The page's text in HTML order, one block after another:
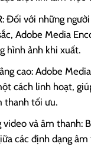
Đối với những
Adobe Media
hình ảnh khi xuất.
cao: Adobe
cách linh hoạt,
thanh tối ưu.
và âm thanh:
các định dạng âm